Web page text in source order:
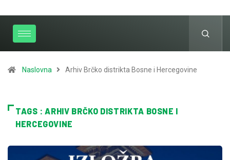
Naslovna Arhiv Brčko distrikta Bosne i Hercegovine
TAGS : ARHIV BRČKO DISTRIKTA BOSNE I
HERCEGOVINE